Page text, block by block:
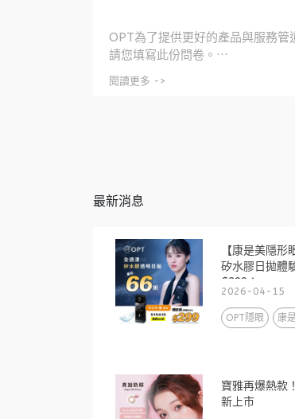
OPT為了提供更好的產品與服務管
請您填寫此份問卷。⋯
閱讀更多 ->
最新消息
【康是美隱形
矽水膠日拋體
$299！
2026-04-15
OPT隱眼 康
寶雅再爆熱款
新上市